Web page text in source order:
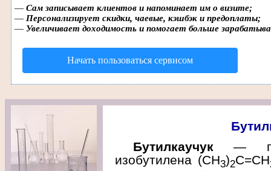
— Сам записывает клиентов и напоминает им о визите;
— Персонализирует скидки, чаевые, кэшбэк и предоплаты;
— Увеличивает доходимость и помогает больше
Начать пользоваться сервисом
Бутилкаучук —
изобутилена (СН3)2С=СН